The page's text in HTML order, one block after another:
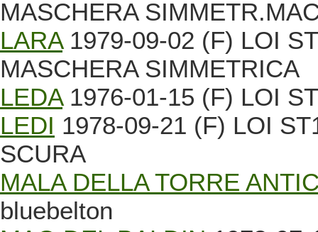
MASCHERA
LARA1979-09-02 (F) LOI
MASCHERA SIMMETRICA
LEDA1976-01-15 (F) LOI
LEDI 1978-09-21 (F) LOI
SCURA
MALA DELLA TORRE
bluebelton